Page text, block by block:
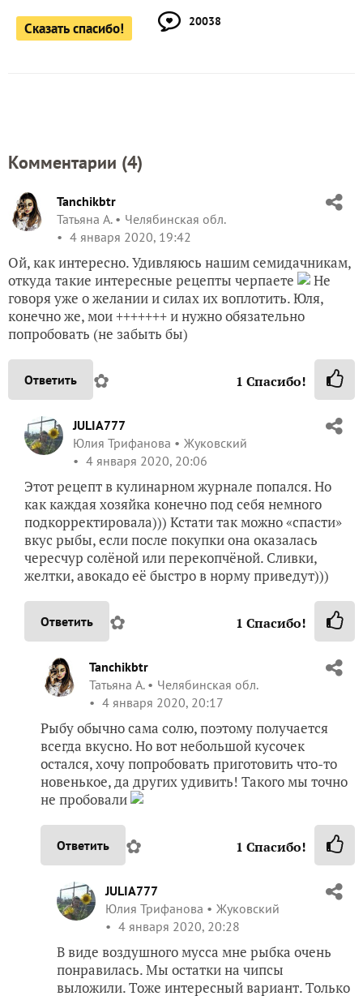
Сказать спасибо! 20038
Комментарии (4)
Tanchikbtr
Татьяна А.
Челябинская обл.
4 января 2020, 19:42
Ой, как интересно. Удивляюсь нашим семидачникам,
откуда такие интересные рецепты черпаете
Не
говоря уже о желании и силах их воплотить. Юля,
конечно же, мои +++++++ и нужно обязательно
попробовать (не забыть бы)
Ответить ✿ 1 Спасибо!
JULIA777
Юлия Трифанова
Жуковский
4 января 2020, 20:06
Этот рецепт в кулинарном журнале попался. Но
как каждая хозяйка конечно под себя немного
подкорректировала))) Кстати так можно «спасти»
вкус рыбы, если после покупки она оказалась
чересчур солёной или перекопчёной. Сливки,
желтки, авокадо её быстро в норму приведут)))
Ответить ✿ 1 Спасибо!
Tanchikbtr
Татьяна А.
Челябинская обл.
4 января 2020, 20:17
Рыбу обычно сама солю, поэтому получается
всегда вкусно. Но вот небольшой кусочек
остался, хочу попробовать приготовить что-то
новенькое, да других удивить! Такого мы точно
не пробовали
Ответить ✿ 1 Спасибо!
JULIA777
Юлия Трифанова
Жуковский
4 января 2020, 20:28
В виде воздушного мусса мне рыбка очень
понравилась. Мы остатки на чипсы
выложили. Тоже интересный вариант. Только